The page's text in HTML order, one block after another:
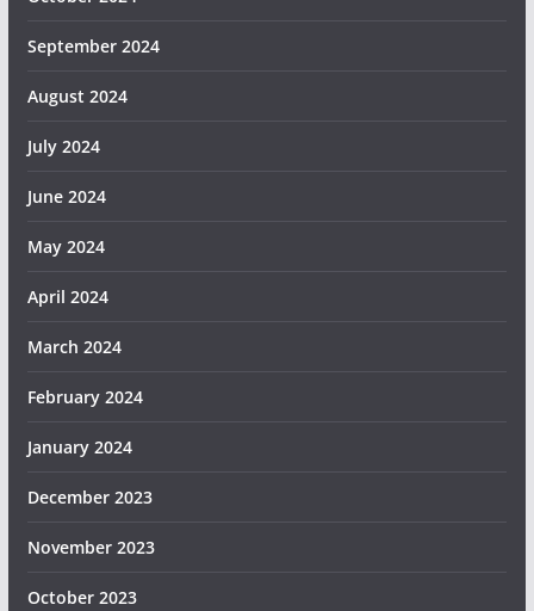
September 2024
August 2024
July 2024
June 2024
May 2024
April 2024
March 2024
February 2024
January 2024
December 2023
November 2023
October 2023